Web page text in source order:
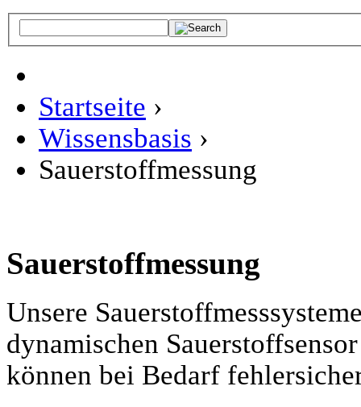
Startseite ›
Wissensbasis ›
Sauerstoffmessung
Sauerstoffmessung
Unsere
dynamischen
können bei Bedarf